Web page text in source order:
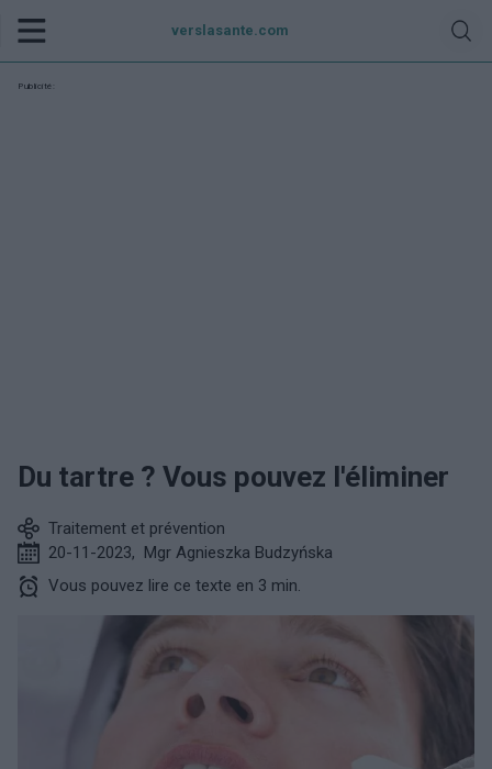
verslasante.com
Publicité:
Du tartre ? Vous pouvez l'éliminer
Traitement et prévention
20-11-2023, Mgr Agnieszka Budzyńska
Vous pouvez lire ce texte en 3 min.